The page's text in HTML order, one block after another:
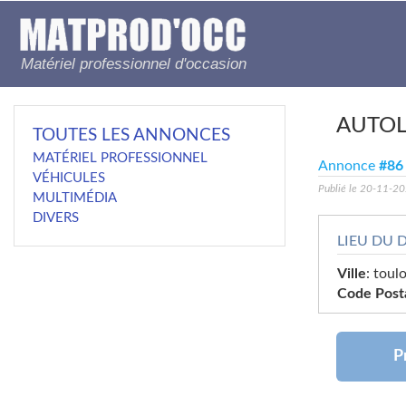
Matériel professionnel d'occasion
TOUTES LES ANNONCES
MATÉRIEL PROFESSIONNEL
VÉHICULES
MULTIMÉDIA
DIVERS
Annonce #86
Publié le 20-11-
LIEU DU
Ville:
Code